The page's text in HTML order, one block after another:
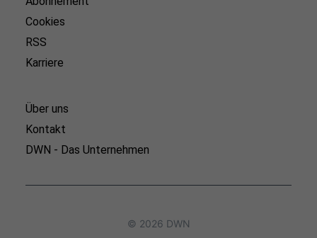
Cookies
RSS
Karriere
Über uns
Kontakt
DWN - Das Unternehmen
© 2026 DWN